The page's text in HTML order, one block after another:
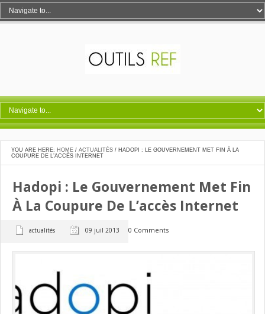
YOU ARE HERE: HOME / ACTUALITÉS / HADOPI : LE GOUVERNEMENT MET FIN À LA
COUPURE DE L’ACCÈS INTERNET
Hadopi : Le Gouvernement Met Fin
À La Coupure De L’accès Internet
actualités 09 juil 2013 0 Comments